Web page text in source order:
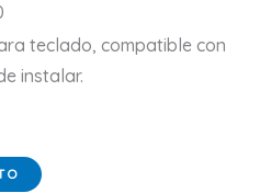
teclado, compatible con
instalar.